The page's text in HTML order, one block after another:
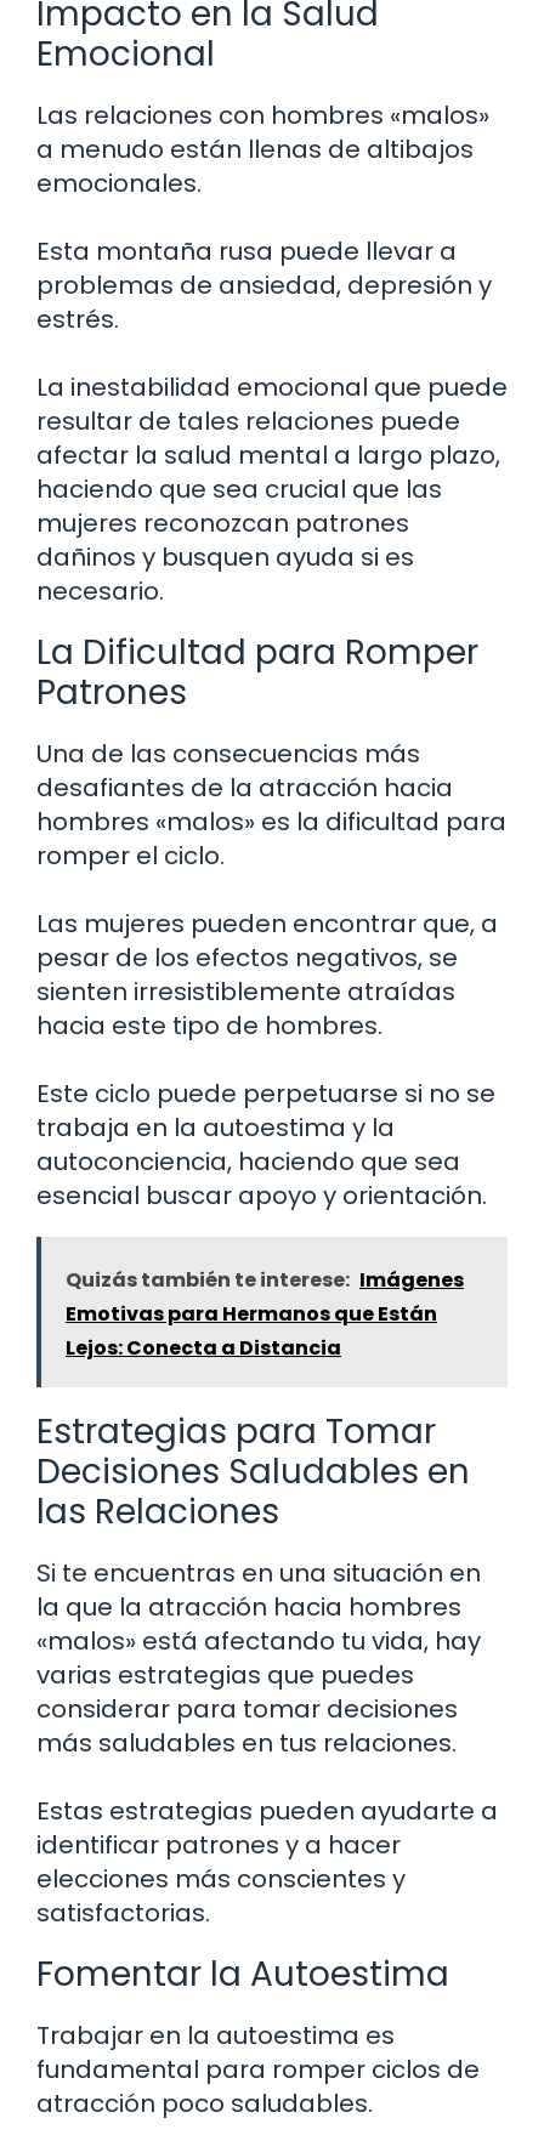
Impacto en la Salud
Emocional
Las relaciones con hombres «malos»
a menudo están llenas de altibajos
emocionales.
Esta montaña rusa puede llevar a
problemas de ansiedad, depresión y
estrés.
La inestabilidad emocional que puede
resultar de tales relaciones puede
afectar la salud mental a largo plazo,
haciendo que sea crucial que las
mujeres reconozcan patrones
dañinos y busquen ayuda si es
necesario.
La Dificultad para Romper
Patrones
Una de las consecuencias más
desafiantes de la atracción hacia
hombres «malos» es la dificultad para
romper el ciclo.
Las mujeres pueden encontrar que, a
pesar de los efectos negativos, se
sienten irresistiblemente atraídas
hacia este tipo de hombres.
Este ciclo puede perpetuarse si no se
trabaja en la autoestima y la
autoconciencia, haciendo que sea
esencial buscar apoyo y orientación.
Quizás también te interese: Imágenes
Emotivas para Hermanos que Están
Lejos: Conecta a Distancia
Estrategias para Tomar
Decisiones Saludables en
las Relaciones
Si te encuentras en una situación en
la que la atracción hacia hombres
«malos» está afectando tu vida, hay
varias estrategias que puedes
considerar para tomar decisiones
más saludables en tus relaciones.
Estas estrategias pueden ayudarte a
identificar patrones y a hacer
elecciones más conscientes y
satisfactorias.
Fomentar la Autoestima
Trabajar en la autoestima es
fundamental para romper ciclos de
atracción poco saludables.